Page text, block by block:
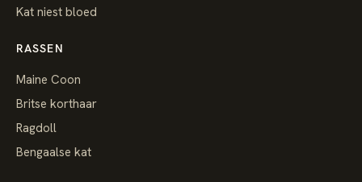
Kat niest bloed
RASSEN
Maine Coon
Britse korthaar
Ragdoll
Bengaalse kat